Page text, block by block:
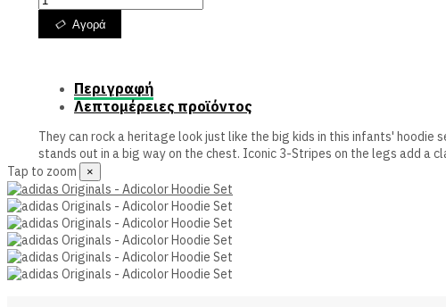
Αγορά
Περιγραφή
Λεπτομέρειες προϊόντος
They can rock a heritage look just like the big kids in this infants'
stands out in a big way on the chest. Iconic 3-Stripes on the legs add a
Tap to zoom
×